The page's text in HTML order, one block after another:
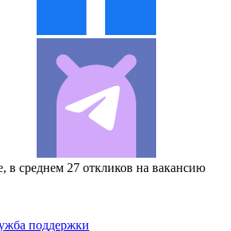
в среднем 27 откликов на вакансию
поддержки